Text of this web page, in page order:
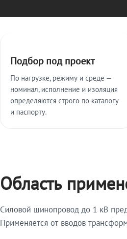
Подбор под проект
По нагрузке, режиму и среде —
номинал, исполнение и изоляция
определяются строго по каталогу
и паспорту.
Область
Силовой шинопровод до 1 кВ
Применяется от вводов